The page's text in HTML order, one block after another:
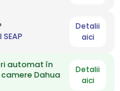
Detalii
aici
automat în
Dahua
Detalii
aici